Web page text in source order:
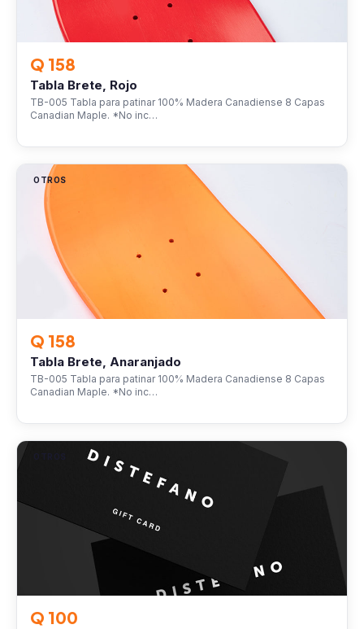
Q 158
Tabla Brete, Rojo
TB-005 Tabla para patinar 100% Madera Canadiense 8 Capas
Canadian Maple. *No inc…
OTROS
Q 158
Tabla Brete, Anaranjado
TB-005 Tabla para patinar 100% Madera Canadiense 8 Capas
Canadian Maple. *No inc…
OTROS
Q 100